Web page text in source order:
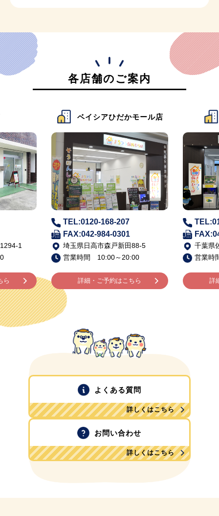
各店舗のご案内
1
ら
ベイシアひだかモール店
TEL:0120-168-207
FAX:042-984-0301
埼玉県日高市森戸新田88-5
営業時間 10:00～20:00
詳細・ご予約はこちら
千葉県
営業時
詳
よくある質問
詳しくはこちら
お問い合わせ
詳しくはこちら